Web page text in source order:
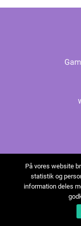
På vores website
statistik og
information deles